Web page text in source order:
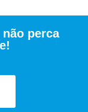
perca